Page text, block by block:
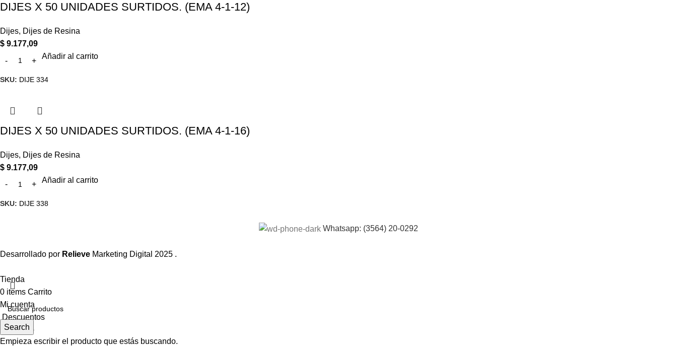
DIJES X 50 UNIDADES SURTIDOS. (EMA 4-1-12)
Dijes, Dijes de Resina
$ 9.177,09
Añadir al carrito
SKU: DIJE 334
DIJES X 50 UNIDADES SURTIDOS. (EMA 4-1-16)
Dijes, Dijes de Resina
$ 9.177,09
Añadir al carrito
SKU: DIJE 338
Whatsapp: (3564) 20-0292
Desarrollado por Relieve Marketing Digital 2025 .
Search
Empieza escribir el producto que estás buscando.
Tienda
0 items Carrito
Mi cuenta
Descuentos
Contacto